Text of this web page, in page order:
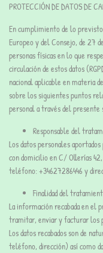
PROTECCIÓN DE DATOS DE
En cumplimiento de lo
Europeo y del Consejo, de 27
personas físicas en lo que
circulación de estos datos
nacional aplicable en materia
sobre los siguientes puntos
personal a través del presente
Responsable del
Los datos personales
con domicilio en C/ Ollerías
teléfono: +34627286446 y
Finalidad del
La información recabada en el
tramitar, enviar y facturar los
Los datos recabados son de
teléfono, dirección) así como